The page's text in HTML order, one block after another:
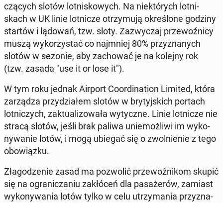
czą­cych slotów lot­ni­sko­wych. Na nie­któ­rych lot­ni­
skach w UK linie lot­ni­cze otrzy­mu­ją okre­ślo­ne godziny
startów i lądowań, tzw. sloty. Za­zwy­czaj prze­woź­ni­cy
muszą wy­ko­rzy­stać co naj­mniej 80% przy­zna­nych
slotów w sezonie, aby za­cho­wać je na kolejny rok
(tzw. zasada "use it or lose it").
W tym roku jednak Airport Co­or­di­na­tion Limited, która
za­rzą­dza przy­dzia­łem slotów w bry­tyj­skich portach
lot­ni­czych, zak­tu­ali­zo­wa­ła wy­tycz­ne. Linie lot­ni­cze nie
stracą slotów, jeśli brak paliwa unie­moż­li­wi im wy­ko­
ny­wa­nie lotów, i mogą ubiegać się o zwol­nie­nie z tego
obo­wiąz­ku.
Zła­go­dze­nie zasad ma po­zwo­lić prze­woź­ni­kom skupić
się na ogra­ni­cza­niu za­kłó­ceń dla pa­sa­że­rów, zamiast
wy­ko­ny­wa­nia lotów tylko w celu utrzy­ma­nia przy­zna­